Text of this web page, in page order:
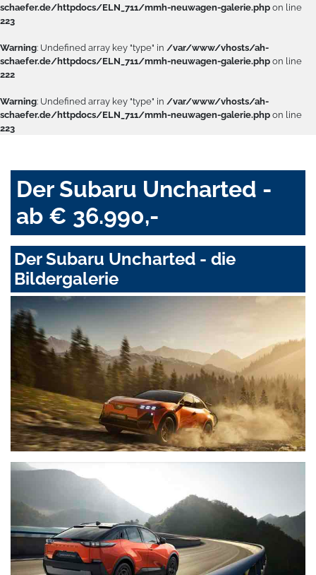
schaefer.de/httpdocs/ELN_711/mmh-neuwagen-galerie.php on line
223
Warning: Undefined array key "type" in /var/www/vhosts/ah-
schaefer.de/httpdocs/ELN_711/mmh-neuwagen-galerie.php on line
222
Warning: Undefined array key "type" in /var/www/vhosts/ah-
schaefer.de/httpdocs/ELN_711/mmh-neuwagen-galerie.php on line
223
Der Subaru Uncharted -
ab € 36.990,-
Der Subaru Uncharted - die
Bildergalerie